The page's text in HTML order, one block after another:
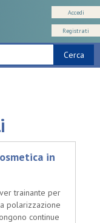
Cerca
Accedi
Registrati
in
trainante per
polarizzazione
continue